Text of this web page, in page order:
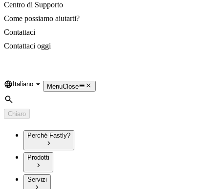
Centro di Supporto
Come possiamo aiutarti?
Contattaci
Contattaci oggi
Language
Italiano MenuClose
Cerca
Chiaro
Perché Fastly?
Prodotti
Servizi